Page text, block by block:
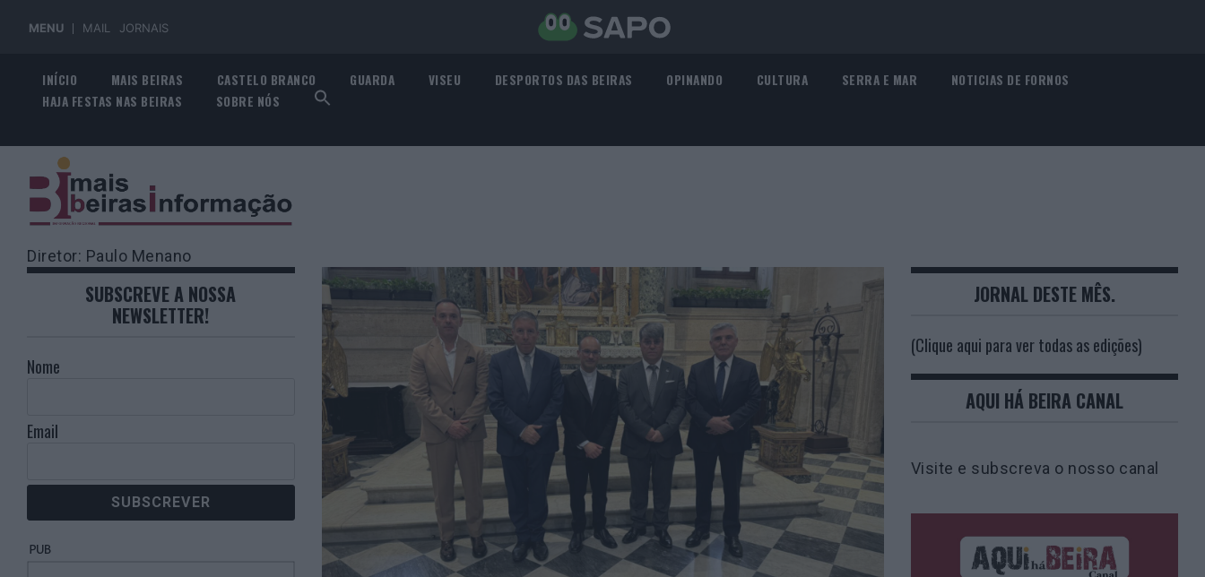
MENU MAIL JORNAIS
content
INÍCIO MAIS BEIRAS CASTELO BRANCO GUARDA VISEU DESPORTOS DAS BEIRAS OPINANDO CULTURA SERRA E MAR
NOTICIAS DE FORNOS
HAJA FESTAS NAS BEIRAS
SOBRE NÓS
Diretor: Paulo Menano
SUBSCREVE A NOSSA
NEWSLETTER!
Nome
Email
JORNAL DESTE MÊS.
(Clique aqui para ver todas as edições)
AQUI HÁ BEIRA CANAL
Visite e subscreva o nosso canal